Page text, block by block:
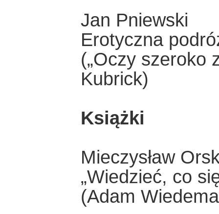
Jan Pniewski
Erotyczna
(„Oczy szeroko
Kubrick)
Książki
Mieczysław
„Wiedzieć, co
(Adam